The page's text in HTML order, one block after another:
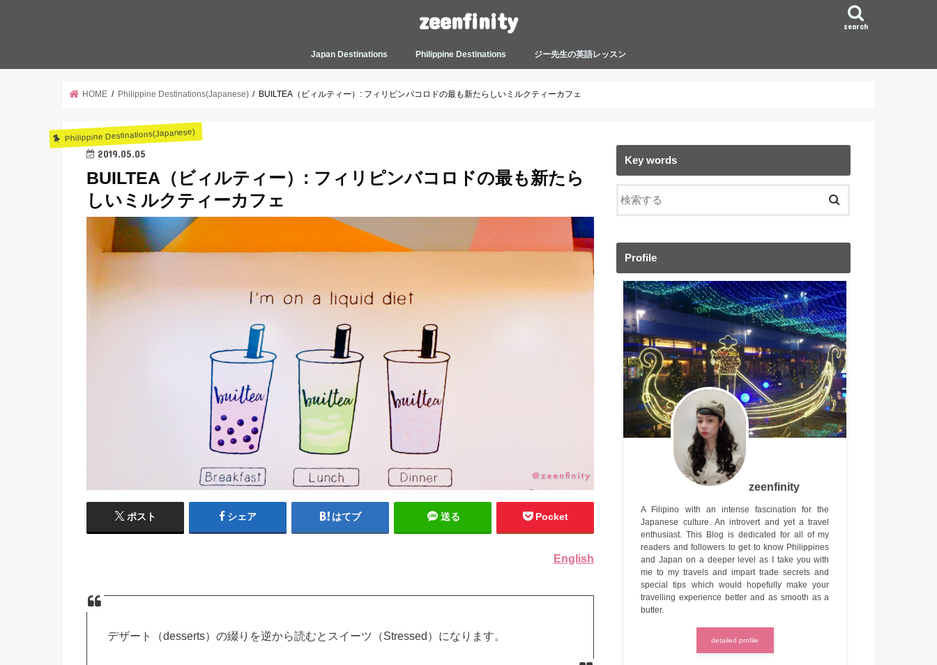
zeenfinity search
Japan Destinations
BEAUTY
Philippine Destinations
Lesson
ジー先生の英語レッスン
HOME Philippine Destinations(Japanese) BUILTEA（ビィルティー）: フィリピンバコロドの最も新たらしいミルクティーカフェ
Philippine Destinations(Japanese)
2019.05.05
BUILTEA（ビィルティー）: フィリピンバコロドの最も新たら
しいミルクティーカフェ
ポスト シェア はてブ 送る Pocket
English
デザート（desserts）の綴りを逆から読むとスイーツ（Stressed）になります。
Key words
Profile
zeenfinity
A Filipino with an intense fascination for the
Japanese culture. An introvert and yet a travel
enthusiast. This Blog is dedicated for all of my
readers and followers to get to know Philippines
and Japan on a deeper level as I take you with
me to my travels and impart trade secrets and
special tips which would hopefully make your
travelling experience better and as smooth as a
butter.
detailed profile